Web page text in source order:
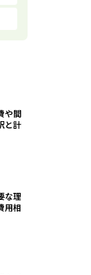
や間
と計
な理
用相